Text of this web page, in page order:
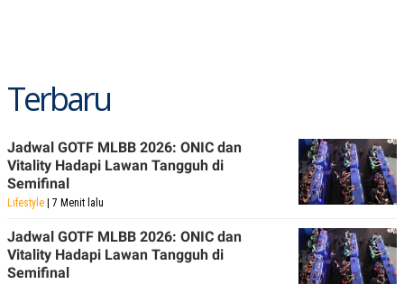
Terbaru
Jadwal GOTF MLBB 2026: ONIC dan
Vitality Hadapi Lawan Tangguh di
Semifinal
Lifestyle | 7 Menit lalu
Jadwal GOTF MLBB 2026: ONIC dan
Vitality Hadapi Lawan Tangguh di
Semifinal